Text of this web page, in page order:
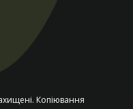
Копіювання